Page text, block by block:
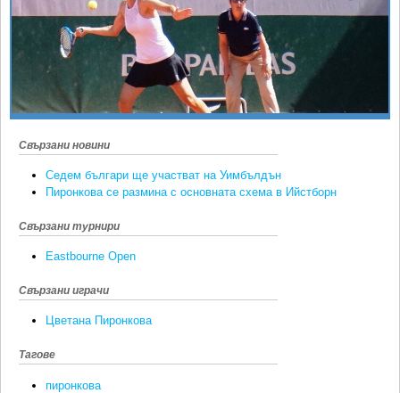
КЛУБОВЕ
БЛОГ
РАКЕТНИ
Спорт&Фитнес
Други
Свързани новини
Седем българи ще участват на Уимбълдън
Пиронкова се размина с основната схема в Ийстборн
Свързани турнири
Eastbourne Open
Свързани играчи
Цветана Пиронкова
Тагове
пиронкова